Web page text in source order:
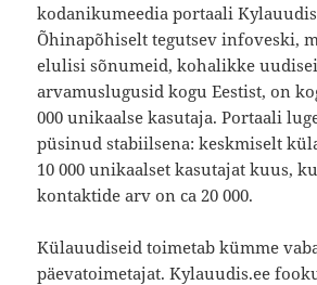
kodanikumeedia portaali
Õhinapõhiselt tegutsev infoveski,
elulisi sõnumeid, kohalikke
arvamuslugusid kogu Eestist, on
000 unikaalse kasutaja. Portaali
püsinud stabiilsena: keskmiselt
10 000 unikaalset kasutajat kuus,
kontaktide arv on ca 20 000.
Külauudiseid toimetab kümme
päevatoimetajat. Kylauudis.ee